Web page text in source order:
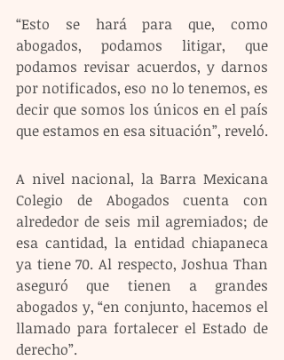
“Esto se hará para que, como
abogados, podamos litigar, que
podamos revisar acuerdos, y darnos
por notificados, eso no lo tenemos, es
decir que somos los únicos en el país
que estamos en esa situación”, reveló.
A nivel nacional, la Barra Mexicana
Colegio de Abogados cuenta con
alrededor de seis mil agremiados; de
esa cantidad, la entidad chiapaneca
ya tiene 70. Al respecto, Joshua Than
aseguró que tienen a grandes
abogados y, “en conjunto, hacemos el
llamado para fortalecer el Estado de
derecho”.